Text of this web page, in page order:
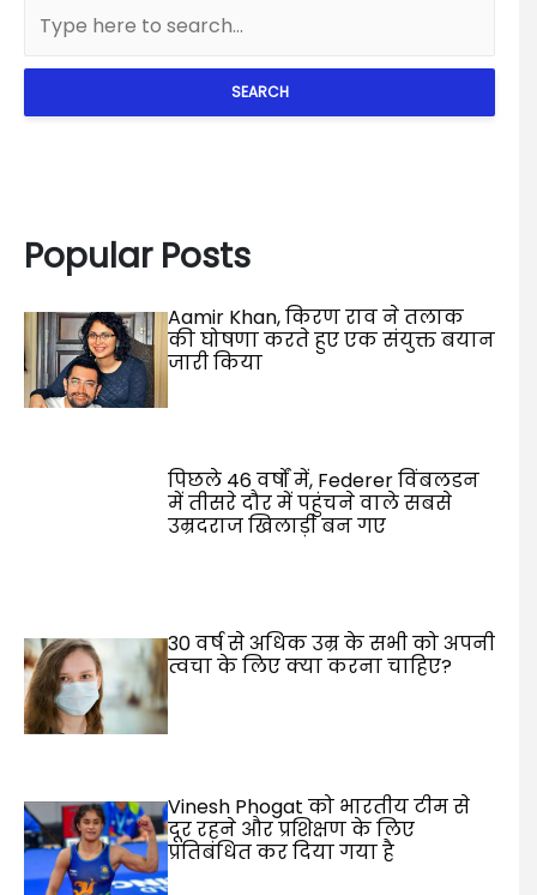
SEARCH
Popular Posts
Aamir Khan, किरण राव ने तलाक
की घोषणा करते हुए एक संयुक्त बयान
जारी किया
पिछले 46 वर्षों में, Federer विंबलडन
में तीसरे दौर में पहुंचने वाले सबसे
उम्रदराज खिलाड़ी बन गए
30 वर्ष से अधिक उम्र के सभी को अपनी
त्वचा के लिए क्या करना चाहिए?
Vinesh Phogat को भारतीय टीम से
दूर रहने और प्रशिक्षण के लिए
प्रतिबंधित कर दिया गया है